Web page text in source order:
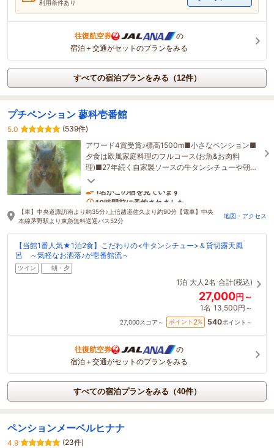
利用条件あり
往復航空券
の
宿泊＋交通がセットのプランをみる
すべての宿泊プランをみる（12件）
プチペンション 蓼科壱番館
5.0
(539件)
アワード4賞受賞♪標高1500m■小さなペンション■
夕食は欧風家庭料理のフルコース(お魚&お肉料
理)■27年続く自家製ソースの牛タンシチューや朝食
のポトフ人気■貸切露天風呂有■全館禁煙■12名様迄
1名がこの宿を見ています
10時間前に予約されました
【車】中央道諏訪南より約35分♪上信越道佐久より約90分【電車】中央
本線茅野駅より東急無料送迎バス52分
地図・アクセス
【当館1番人気★1泊2食】こだわりの<牛タンシチュー>＆貸切露天風
呂 ～気軽なお洒落♪が壱番館流～
ツイン 朝・夕
1泊 大人2名 合計(税込)
27,000円～
1名 13,500円～
27,000スコア～ ポイント 2% 540ポイント～
往復航空券
の
宿泊＋交通がセットのプランをみる
すべての宿泊プランをみる（40件）
ペンションメーベルヒナナ
4.9
(23件)